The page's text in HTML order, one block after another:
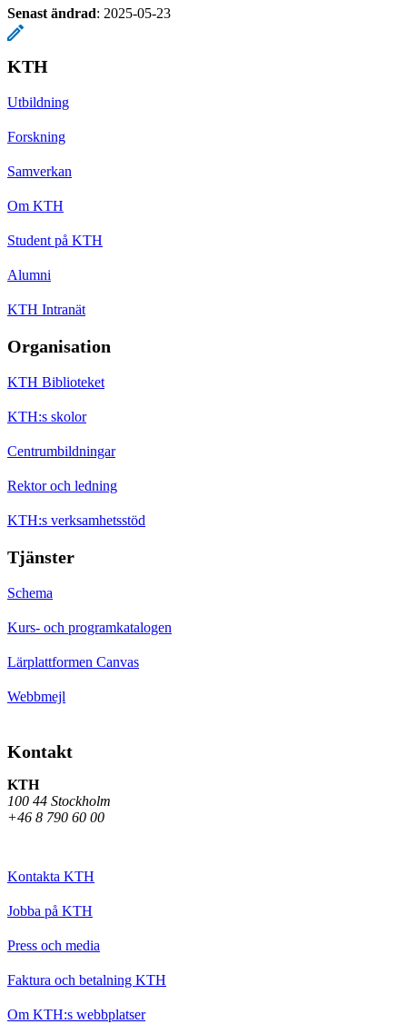
Senast ändrad: 2025-05-23
KTH
Utbildning
Forskning
Samverkan
Om KTH
Student på KTH
Alumni
KTH Intranät
Organisation
KTH Biblioteket
KTH:s skolor
Centrumbildningar
Rektor och ledning
KTH:s verksamhetsstöd
Tjänster
Schema
Kurs- och programkatalogen
Lärplattformen Canvas
Webbmejl
Kontakt
KTH
100 44 Stockholm
+46 8 790 60 00
Kontakta KTH
Jobba på KTH
Press och media
Faktura och betalning KTH
Om KTH:s webbplatser